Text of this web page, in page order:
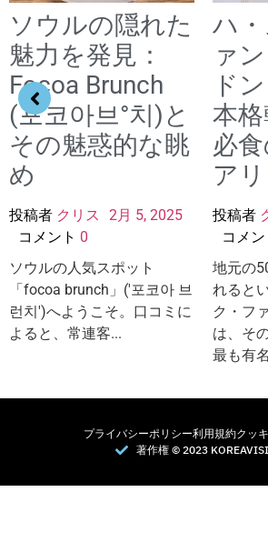
ソウルの隠れた
魅力を発見：
Focoa Brunch
(포코아브°치)と
その魅惑的な眺
め
投稿者 クリス
2月 5, 2025
コメント 0
ソウルの人気スポット
「focoa brunch」('포코아 브
런치')へようこそ。口コミに
よると、常連客...
ハ
ァ
ド
本
必
ア
投稿者
コメン
地元の
れると
ク・フ
は、そ
最も有
プライバシーポリシー利用規約クッ
著作権 © 2023